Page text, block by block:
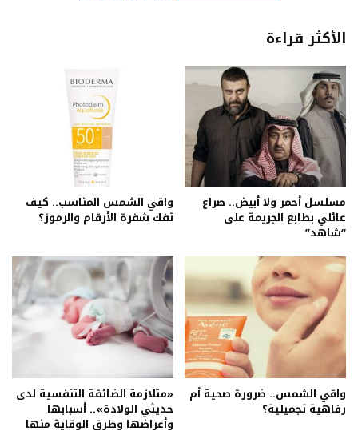
الأكثر قراءة
مسلسل أحمر ولا أبيض.. صراع
عائلي بطابع الجريمة على
“شاهد”
واقي الشمس المناسب.. كيف
تفك شفرة الأرقام والرموز؟
واقي الشمس.. ضرورة صحية أم
رفاهية تجميلية؟
«متلازمة الضائقة التنفسية لدى
حديثي الولادة».. أسبابها
وأعراضها وطرق الوقاية منها